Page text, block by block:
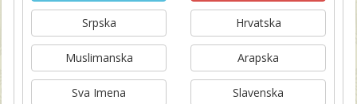
Srpska Hrvatska
Muslimanska Arapska
Sva Imena Slavenska